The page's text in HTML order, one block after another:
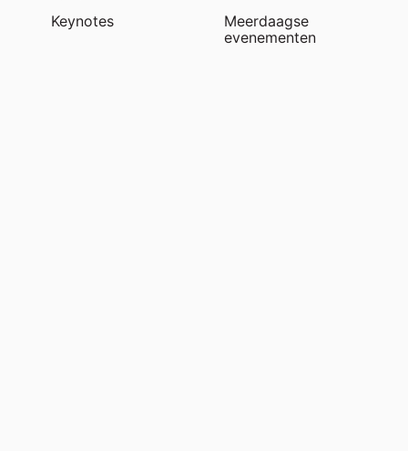
Keynotes
Meerdaagse
evenementen